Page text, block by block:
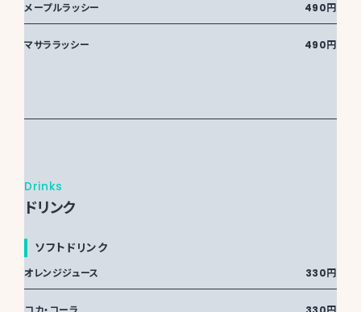
メープルラッシー 490円
マサララッシー 490円
Drinks
ドリンク
ソフトドリンク
オレンジジュース 330円